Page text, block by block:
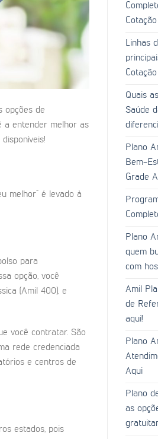
opções de
a entender melhor as
melhor” é levado à
para
opção, você
(Amil 400), e
você contratar. São
rede credenciada
e centros de
estados, pois
Linhas
Quais
Saúde
Plano
Bem-
Grade
Plano
quem
com
Amil
de
aqui!
Plano
Aqui
Plano
as